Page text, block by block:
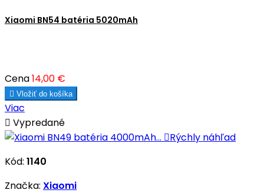
Xiaomi BN54 batéria 5020mAh
Cena14,00 €
 Vložiť do košíka
Viac
 Vypredané
Rýchly náhľad
Kód: 1140
Značka: Xiaomi